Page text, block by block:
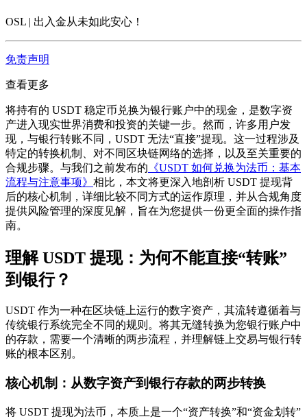
OSL | 出入金从未如此安心 ！
免责声明
查看更多
将持有的 USDT 稳定币兑换为银行账户中的现金，是数字资
产进入现实世界消费和投资的关键一步。然而，许多用户发
现，与银行转账不同，USDT 无法“直接”提现。这一过程涉及
特定的转换机制、对不同区块链网络的选择，以及至关重要的
合规步骤。与我们之前发布的 《USDT 如何兑换为法币：基本
流程与注意事项》 相比，本文将更深入地剖析 USDT 提现背
后的核心机制，详细比较不同方式的运作原理，并从合规角度
提供风险管理的深度见解，旨在为您提供一份更全面的操作指
南。
理解 USDT 提现：为何不能直接“转账”
到银行？
USDT 作为一种在区块链上运行的数字资产，其流转遵循着与
传统银行系统完全不同的规则。将其无缝转换为您银行账户中
的存款，需要一个清晰的两步流程，并理解链上交易与银行转
账的根本区别。
核心机制：从数字资产到银行存款的两步转换
将 USDT 提现为法币，本质上是一个“资产转换”和“资金划转”